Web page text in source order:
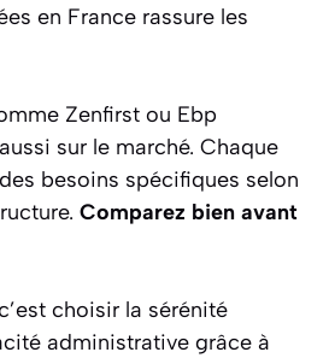
en France rassure les
Zenfirst ou Ebp
sur le marché. Chaque
besoins spécifiques selon
Comparez bien avant
choisir la sérénité
administrative grâce à